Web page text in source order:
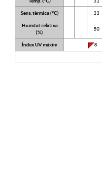
Sens. tèrmica (°C)
33
Humitat relativa
(%)
50
Índex UV máxim 8